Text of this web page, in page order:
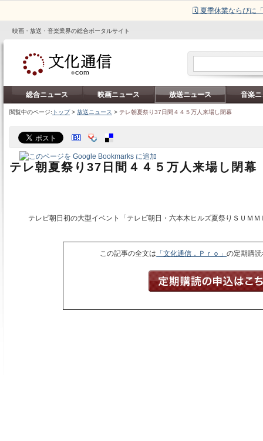
🗓️ 夏季休業ならびに
映画・放送・音楽業界の総合ポータルサイト
総合ニュース 映画ニュース 放送ニュース 音楽
閲覧中のページ: トップ> 放送ニュース > テレ朝夏祭り37日間４４５万人来場し閉幕
テレ朝夏祭り37日間４４５万人来場し閉幕
テレビ朝日初の大型イベント「テレビ朝日・六本木ヒルズ夏祭りＳＵＭ
この記事の全文は 「文化通信．Ｐｒｏ」の定期購